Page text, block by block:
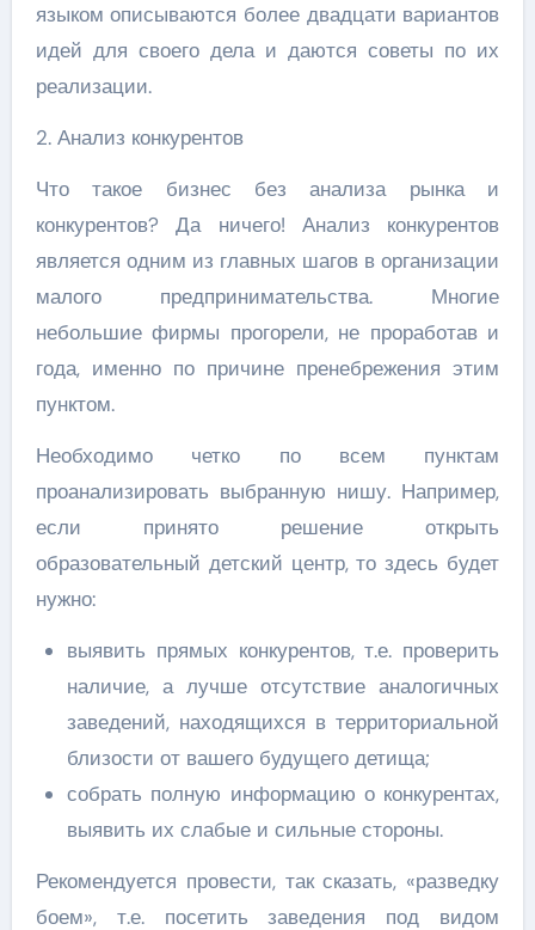
языком описываются более двадцати вариантов
идей для своего дела и даются советы по их
реализации.
2. Анализ конкурентов
Что такое бизнес без анализа рынка и
конкурентов? Да ничего! Анализ конкурентов
является одним из главных шагов в организации
малого предпринимательства. Многие
небольшие фирмы прогорели, не проработав и
года, именно по причине пренебрежения этим
пунктом.
Необходимо четко по всем пунктам
проанализировать выбранную нишу. Например,
если принято решение открыть
образовательный детский центр, то здесь будет
нужно:
выявить прямых конкурентов, т.е. проверить
наличие, а лучше отсутствие аналогичных
заведений, находящихся в территориальной
близости от вашего будущего детища;
собрать полную информацию о конкурентах,
выявить их слабые и сильные стороны.
Рекомендуется провести, так сказать, «разведку
боем», т.е. посетить заведения под видом